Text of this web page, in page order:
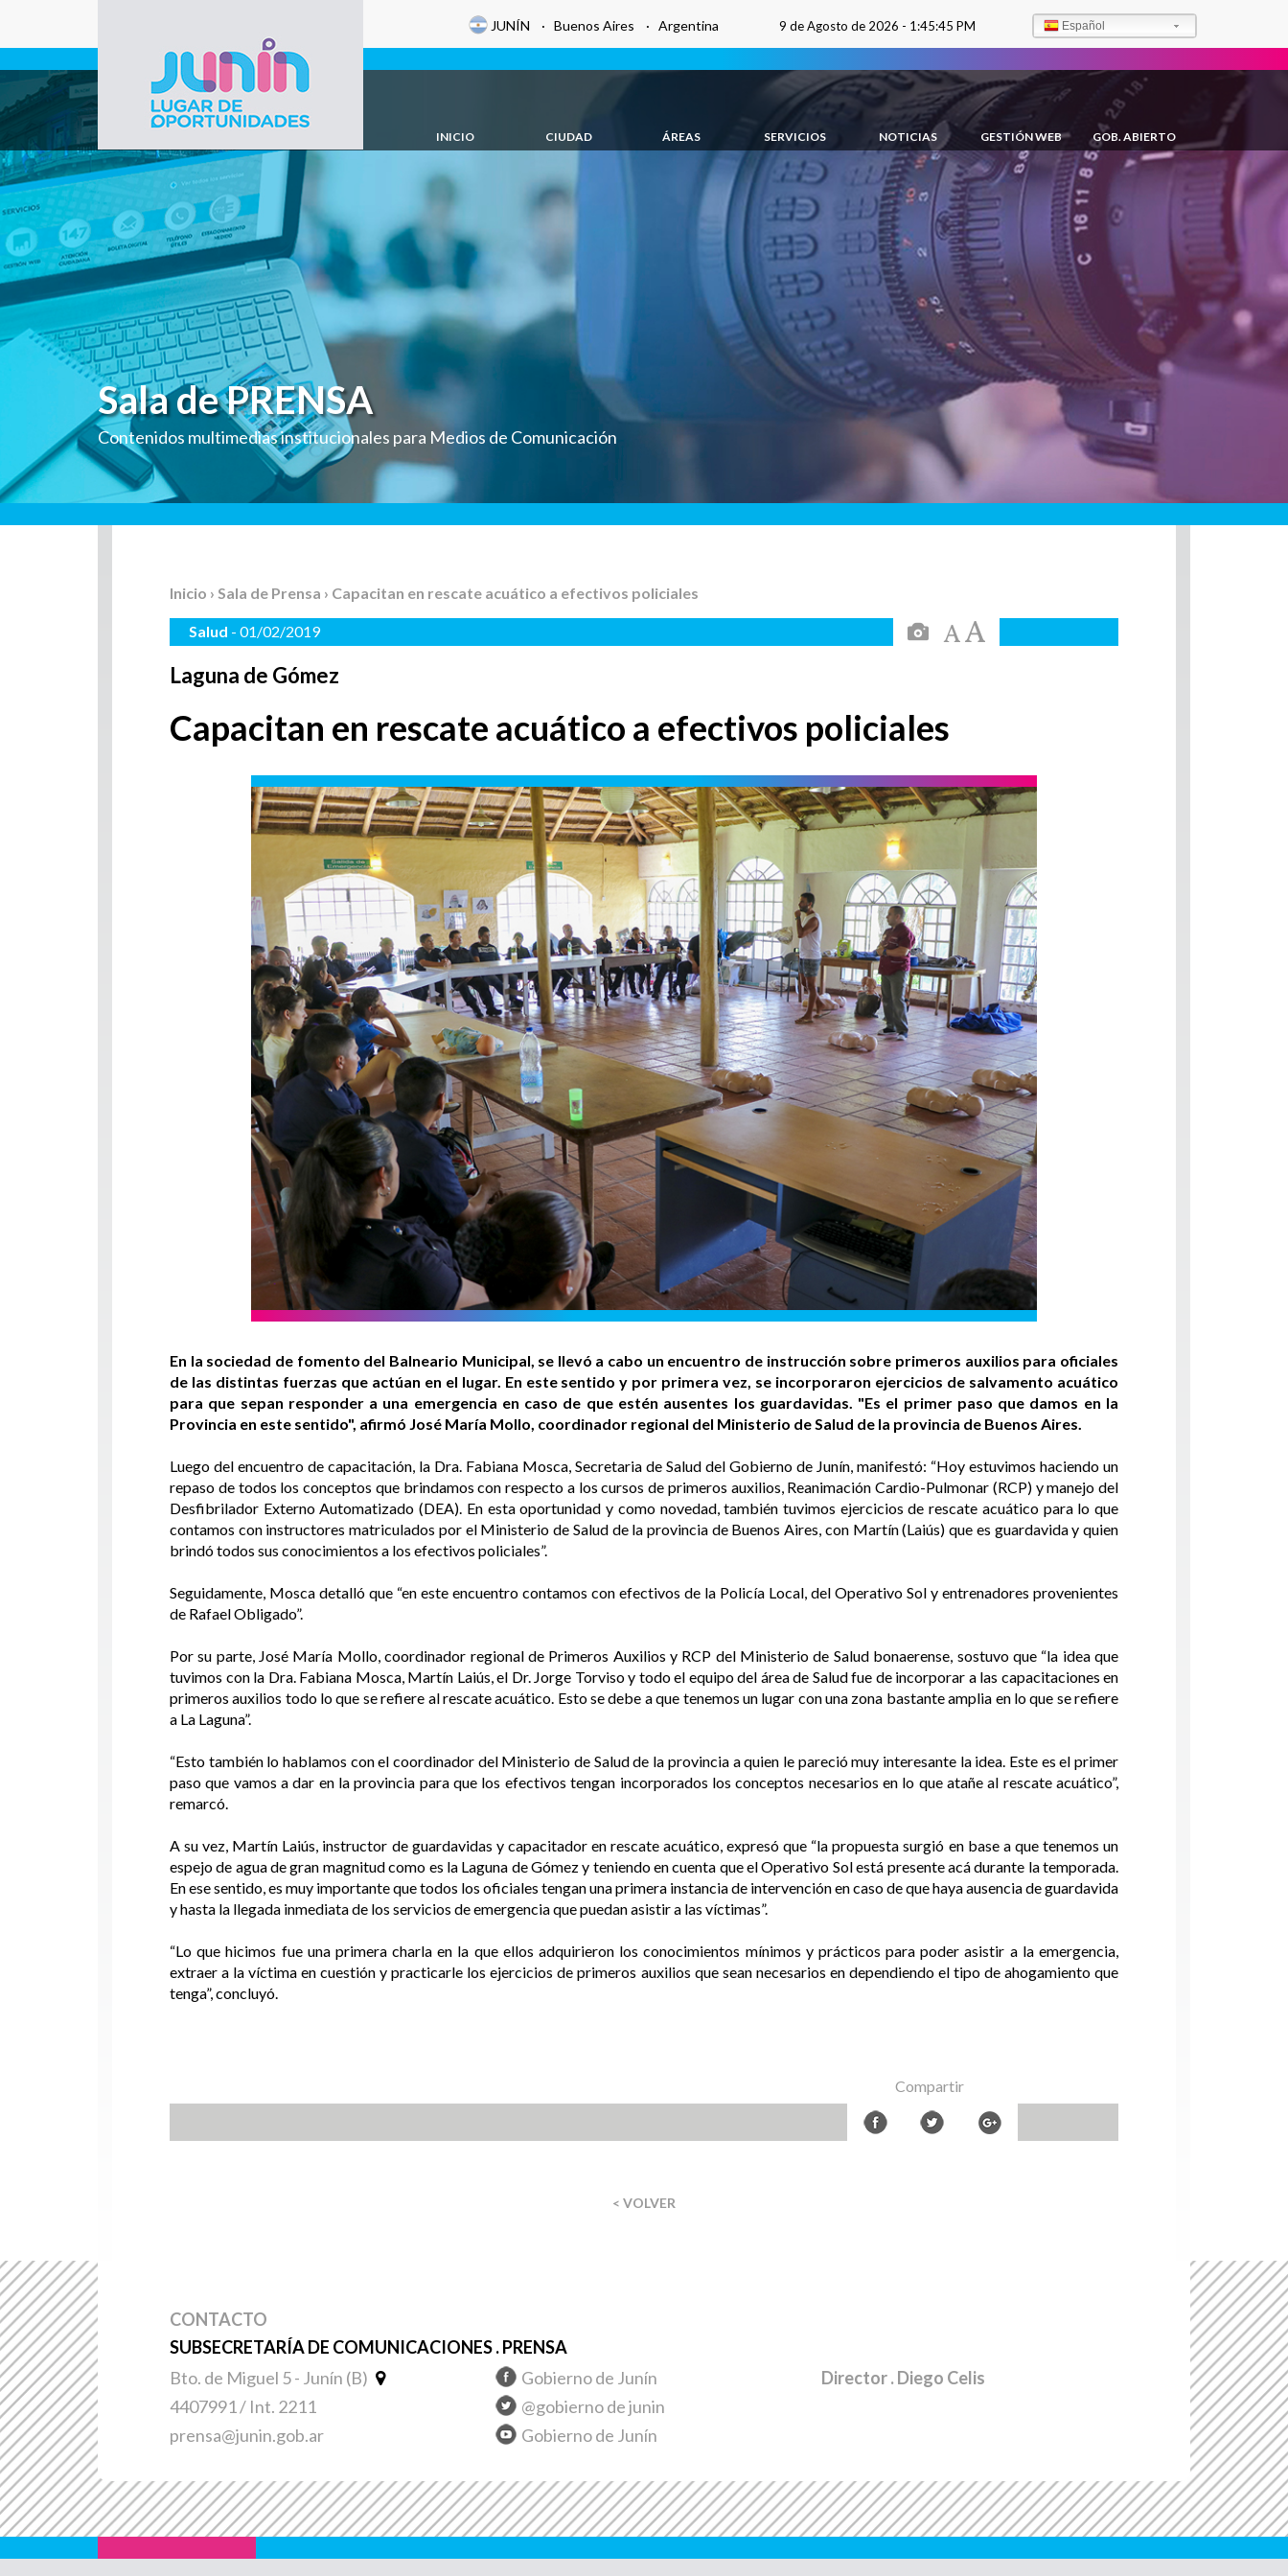
Gobierno de
Junín
JUNÍN · Buenos Aires · Argentina 9 de Agosto de 2026 - 1:45:46 PM Español
INICIO CIUDAD ÁREAS SERVICIOS NOTICIAS GESTIÓN WEB GOB. ABIERTO
Sala de PRENSA
Contenidos multimedias institucionales para Medios de Comunicación
Inicio › Sala de Prensa › Capacitan en rescate acuático a efectivos policiales
Salud - 01/02/2019
Laguna de Gómez
Capacitan en rescate acuático a efectivos policiales
En la sociedad de fomento del Balneario Municipal, se llevó a cabo un encuentro de instrucción sobre primeros auxilios para oficiales
de las distintas fuerzas que actúan en el lugar. En este sentido y por primera vez, se incorporaron ejercicios de salvamento acuático
para que sepan responder a una emergencia en caso de que estén ausentes los guardavidas. "Es el primer paso que damos en la
Provincia en este sentido", afirmó José María Mollo, coordinador regional del Ministerio de Salud de la provincia de Buenos Aires.
Luego del encuentro de capacitación, la Dra. Fabiana Mosca, Secretaria de Salud del Gobierno de Junín, manifestó: “Hoy estuvimos haciendo un
repaso de todos los conceptos que brindamos con respecto a los cursos de primeros auxilios, Reanimación Cardio-Pulmonar (RCP) y manejo del
Desfibrilador Externo Automatizado (DEA). En esta oportunidad y como novedad, también tuvimos ejercicios de rescate acuático para lo que
contamos con instructores matriculados por el Ministerio de Salud de la provincia de Buenos Aires, con Martín (Laiús) que es guardavida y quien
brindó todos sus conocimientos a los efectivos policiales”.
Seguidamente, Mosca detalló que “en este encuentro contamos con efectivos de la Policía Local, del Operativo Sol y entrenadores provenientes
de Rafael Obligado”.
Por su parte, José María Mollo, coordinador regional de Primeros Auxilios y RCP del Ministerio de Salud bonaerense, sostuvo que “la idea que
tuvimos con la Dra. Fabiana Mosca, Martín Laiús, el Dr. Jorge Torviso y todo el equipo del área de Salud fue de incorporar a las capacitaciones en
primeros auxilios todo lo que se refiere al rescate acuático. Esto se debe a que tenemos un lugar con una zona bastante amplia en lo que se refiere
a La Laguna”.
“Esto también lo hablamos con el coordinador del Ministerio de Salud de la provincia a quien le pareció muy interesante la idea. Este es el primer
paso que vamos a dar en la provincia para que los efectivos tengan incorporados los conceptos necesarios en lo que atañe al rescate acuático”,
remarcó.
A su vez, Martín Laiús, instructor de guardavidas y capacitador en rescate acuático, expresó que “la propuesta surgió en base a que tenemos un
espejo de agua de gran magnitud como es la Laguna de Gómez y teniendo en cuenta que el Operativo Sol está presente acá durante la temporada.
En ese sentido, es muy importante que todos los oficiales tengan una primera instancia de intervención en caso de que haya ausencia de guardavida
y hasta la llegada inmediata de los servicios de emergencia que puedan asistir a las víctimas”.
“Lo que hicimos fue una primera charla en la que ellos adquirieron los conocimientos mínimos y prácticos para poder asistir a la emergencia,
extraer a la víctima en cuestión y practicarle los ejercicios de primeros auxilios que sean necesarios en dependiendo el tipo de ahogamiento que
tenga”, concluyó.
Compartir
< VOLVER
CONTACTO
SUBSECRETARÍA DE COMUNICACIONES . PRENSA
Bto. de Miguel 5 - Junín (B)
4407991 / Int. 2211
prensa@junin.gob.ar
Gobierno de Junín
@gobierno de junin
Gobierno de Junín
Director. Diego Celis